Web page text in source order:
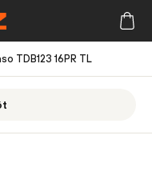
TDB123 16PR TL